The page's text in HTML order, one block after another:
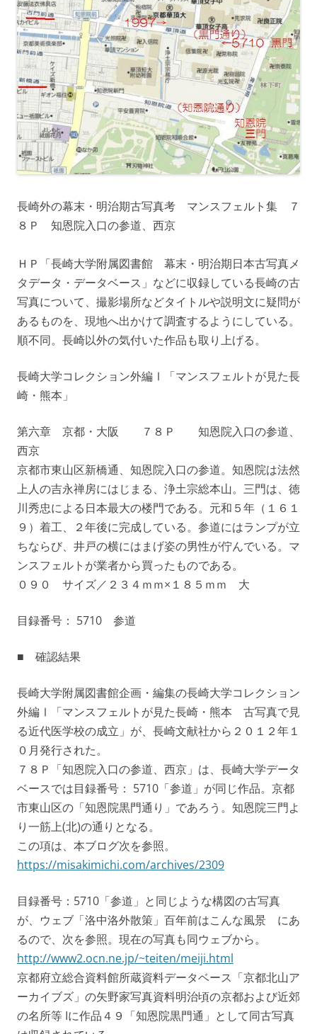
長崎外の幕末・明治期古写真考 マンスフェルト集 ７
８Ｐ 知恩院入口の参道、西京
ＨＰ「長崎大学附属図書館 幕末・明治期日本古写真メ
タデータ・データベース」などに収録している長崎の古
写真について、撮影場所などタイトルや説明文に疑問が
あるものを、現地へ出かけて調査するようにしている。
順不同。長崎以外の気付いた作品も取り上げる。
長崎大学コレクション外編Ⅰ「マンスフェルトが見た長
崎・熊本」
第六章 京都・大阪 ７８Ｐ 知恩院入口の参道、
西京
京都市東山区新橋通、知恩院入口の参道。知恩院は法然
上人の吉永禅房にはじまる、浄土宗総本山。三門は、徳
川秀忠による日本最大の楼門である。元和５年（１６１
９）着工、２年後に完成している。参道にはランプが立
ちならび、井戸の横にはまげ姿の男性が佇んでいる。マ
ンスフェルトが業者から買ったものである。
０９０ サイズ／２３４ｍｍ×１８５ｍｍ 大
目録番号： 5710 参道
■ 確認結果
長崎大学附属図書館企画・編集の長崎大学コレクション
外編Ⅰ「マンスフェルトが見た長崎・熊本 古写真で見
る近代医学校の成立」が、長崎文献社から２０１２年１
０月発行された。
７８Ｐ「知恩院入口の参道、西京」は、長崎大学データ
ベースでは目録番号： 5710「参道」が同じ作品。京都
市東山区の「知恩院黒門通り」であろう。知恩院三門よ
り一筋上(北)の通りとなる。
この項は、本ブログ次を参照。
https://misakimichi.com/archives/2309
目録番号：5710「参道」と同じような構図の古写真
が、ウェブ「洛中洛外散策」百年前はこんな風景 にあ
るので、次を参照。現在の写真も同ウェブから。
http://www2.ocn.ne.jp/~teiten/meiji.html
京都府立総合資料館所蔵資料データベース「京都北山ア
ーカイブズ」の矢野家写真資料明治頃の京都および近郊
の名所等 Iに作品４９「知恩院黒門通」として同古写真